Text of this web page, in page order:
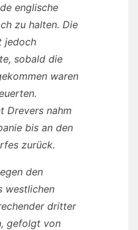
englische
zu halten. Die
jedoch
sobald die
waren
Drevers nahm
bis an den
zurück.
den
westlichen
dritter
gefolgt von